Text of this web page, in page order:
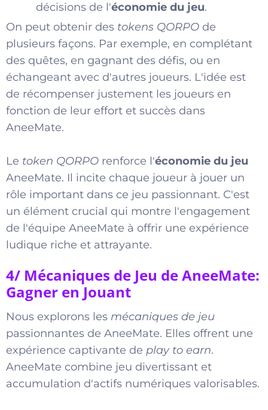
décisions de l'économie du jeu.
On peut obtenir des tokens QORPO de
plusieurs façons. Par exemple, en complétant
des quêtes, en gagnant des défis, ou en
échangeant avec d'autres joueurs. L'idée est
de récompenser justement les joueurs en
fonction de leur effort et succès dans
AneeMate.
Le token QORPO renforce l'économie du jeu
AneeMate. Il incite chaque joueur à jouer un
rôle important dans ce jeu passionnant. C'est
un élément crucial qui montre l'engagement
de l'équipe AneeMate à offrir une expérience
ludique riche et attrayante.
4/ Mécaniques de Jeu de AneeMate:
Gagner en Jouant
Nous explorons les mécaniques de jeu
passionnantes de AneeMate. Elles offrent une
expérience captivante de play to earn.
AneeMate combine jeu divertissant et
accumulation d'actifs numériques valorisables.